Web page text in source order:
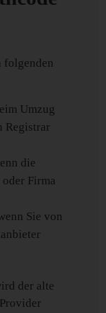
folgenden
Umzug
Registrar
die
Firma
Sie von
der alte